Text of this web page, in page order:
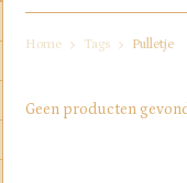
Home Tags Pulletje
Geen producten